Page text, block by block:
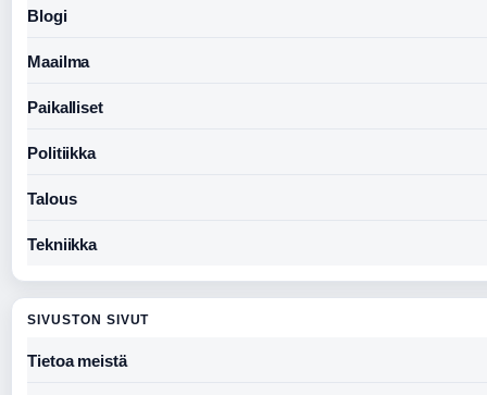
Blogi
Maailma
Paikalliset
Politiikka
Talous
Tekniikka
SIVUSTON SIVUT
Tietoa meistä